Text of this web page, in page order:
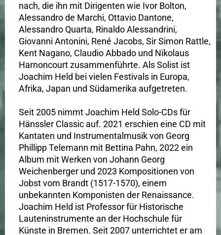
nach, die ihn mit Dirigenten wie Ivor Bolton,
Alessandro de Marchi, Ottavio Dantone,
Alessandro Quarta, Rinaldo Alessandrini,
Giovanni Antonini, René Jacobs, Sir Simon Rattle,
Kent Nagano, Claudio Abbado und Nikolaus
Harnoncourt zusammenführte. Als Solist ist
Joachim Held bei vielen Festivals in Europa,
Afrika, Japan und Südamerika aufgetreten.
Seit 2005 nimmt Joachim Held Solo-CDs für
Hänssler Classic auf. 2021 erschien eine CD mit
Kantaten und Instrumentalmusik von Georg
Phillipp Telemann mit Bettina Pahn, 2022 ein
Album mit Werken von Johann Georg
Weichenberger und 2023 Kompositionen von
Jobst vom Brandt (1517-1570), einem
unbekannten Komponisten der Renaissance.
Joachim Held ist Professor für Historische
Lauteninstrumente an der Hochschule für
Künste in Bremen. Seit 2007 unterrichtet er am